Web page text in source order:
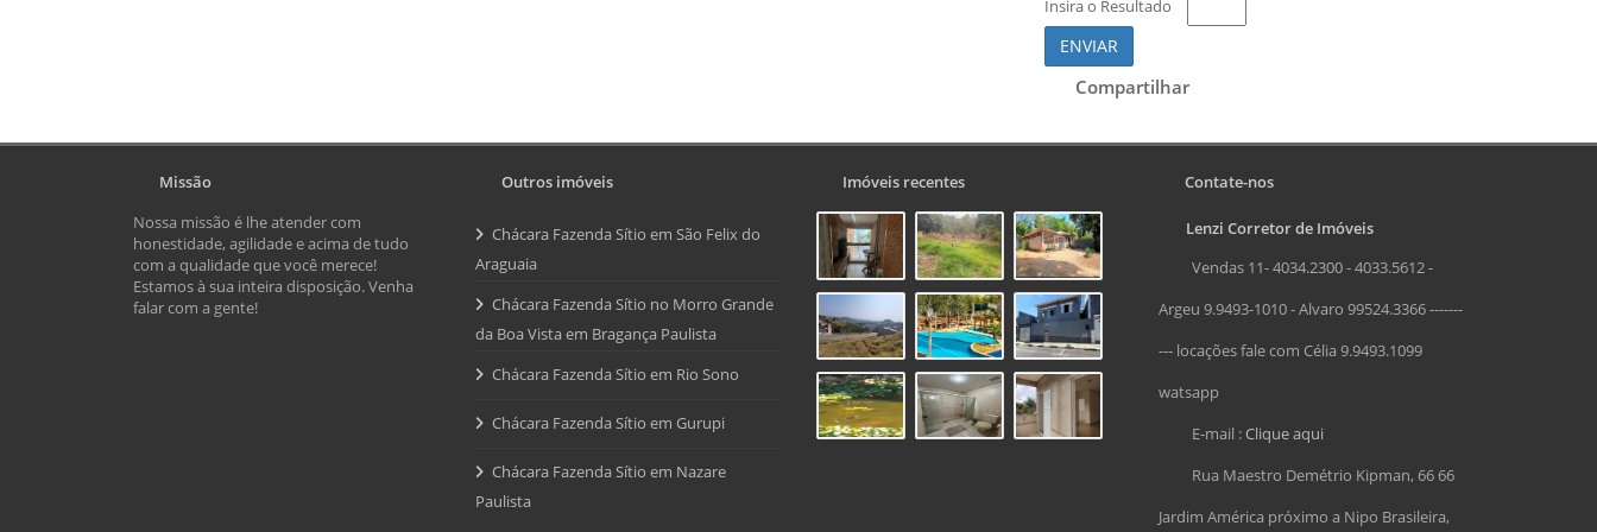
Insira o Resultado
ENVIAR
Compartilhar
Missão
Nossa missão é lhe atender com
honestidade, agilidade e acima de tudo
com a qualidade que você merece!
Estamos à sua inteira disposição. Venha
falar com a gente!
Outros imóveis
Chácara Fazenda Sítio em São Felix do
Araguaia
Chácara Fazenda Sítio no Morro Grande
da Boa Vista em Bragança Paulista
Chácara Fazenda Sítio em Rio Sono
Chácara Fazenda Sítio em Gurupi
Chácara Fazenda Sítio em Nazare
Paulista
Imóveis recentes Contate-nos
Lenzi Corretor de Imóveis
Vendas 11- 4034.2300 - 4033.5612 -
Argeu 9.9493-1010 - Alvaro 99524.3366 -------
--- locações fale com Célia 9.9493.1099
watsapp
E-mail :Clique aqui
Rua Maestro Demétrio Kipman, 66 66
Jardim América próximo a Nipo Brasileira,